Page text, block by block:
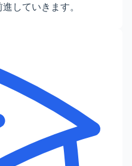
していきます。